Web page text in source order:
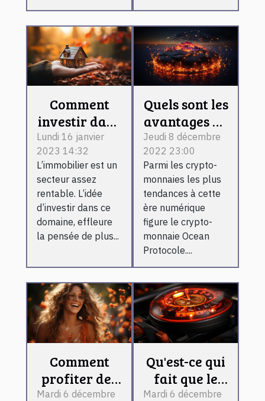
Comment
investir dans
l’immobilier
locatif ?
Lundi 16 janvier
2023 14:32
L’immobilier est un
secteur assez
rentable. L’idée
d’investir dans ce
domaine, effleure
la pensée de plus...
Quels sont les
avantages de
détention de
Ocean
Protocol ?
Jeudi 8 décembre
2022 23:00
Parmi les crypto-
monnaies les plus
tendances à cette
ère numérique
figure le crypto-
monnaie Ocean
Protocole....
Comment
profiter des
derniers
Mardi 6 décembre
Qu'est-ce qui
fait que le
voyant de la
Mardi 6 décembre